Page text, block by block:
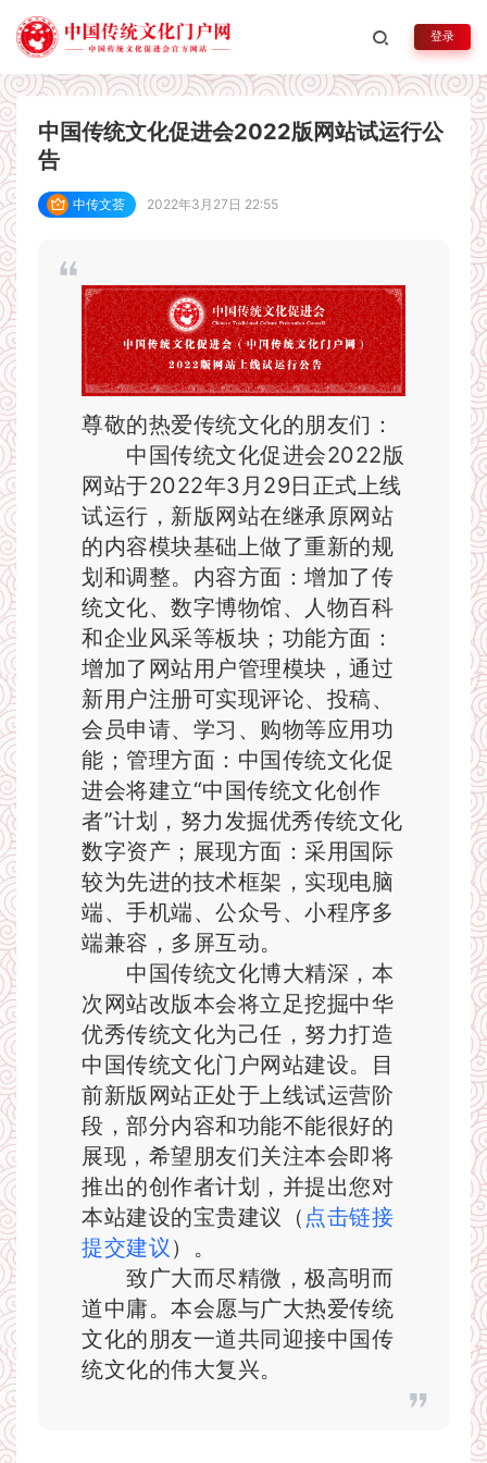
登录
平台公告
弘扬传统文化、振奋民族精神，坚持文化自信，传承中
中国传统文化促进会2022版网站试运行公
告
中传文荟 2022年3月27日 22:55
尊敬的热爱传统文化的朋友们：
中国传统文化促进会2022版
网站于2022年3月29日正式上线
试运行，新版网站在继承原网站
的内容模块基础上做了重新的规
划和调整。内容方面：增加了传
统文化、数字博物馆、人物百科
和企业风采等板块；功能方面：
增加了网站用户管理模块，通过
新用户注册可实现评论、投稿、
会员申请、学习、购物等应用功
能；管理方面：中国传统文化促
进会将建立“中国传统文化创作
者”计划，努力发掘优秀传统文化
数字资产；展现方面：采用国际
较为先进的技术框架，实现电脑
端、手机端、公众号、小程序多
端兼容，多屏互动。
中国传统文化博大精深，本
次网站改版本会将立足挖掘中华
优秀传统文化为己任，努力打造
中国传统文化门户网站建设。目
前新版网站正处于上线试运营阶
段，部分内容和功能不能很好的
展现，希望朋友们关注本会即将
推出的创作者计划，并提出您对
本站建设的宝贵建议（ 点击链接
提交建议 ）。
致广大而尽精微，极高明而
道中庸。本会愿与广大热爱传统
文化的朋友一道共同迎接中国传
统文化的伟大复兴。